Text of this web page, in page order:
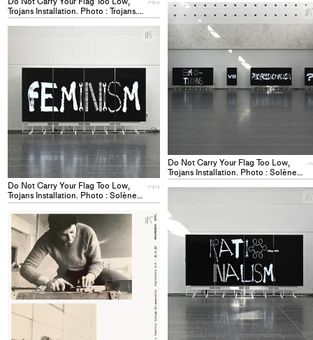
Trojans Installation. Photo : Trojans.
ITEM
ITEM
Do Not Carry Your Flag Too Low,
Trojans Installation. Photo : Solène
Hoffmann. ITEM
+
Do Not Carry Your Flag Too Low,
Trojans Installation. Photo : Solène
Hoffmann. ITEM
ITEM
+
Add
collections
+
Add
project
to
collections